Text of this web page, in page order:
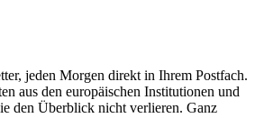
jeden Morgen direkt in Ihrem Postfach.
aus den europäischen Institutionen und
den Überblick nicht verlieren. Ganz